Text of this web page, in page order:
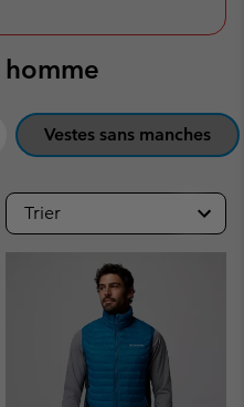
homme
Vestes sans manches
Trier